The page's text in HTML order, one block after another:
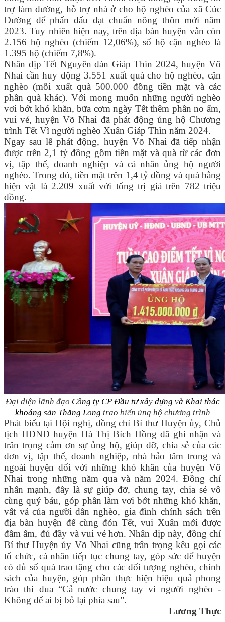
trợ làm đường, hỗ trợ nhà ở cho hộ nghèo của xã Cúc
Đường để phấn đấu đạt chuẩn nông thôn mới năm
2023. Tuy nhiên hiện nay, trên địa bàn huyện vẫn còn
2.156 hộ nghèo (chiếm 12,06%), số hộ cận nghèo là
1.395 hộ (chiếm 7,8%).
Nhân dịp Tết Nguyên đán Giáp Thìn 2024, huyện Võ
Nhai cần huy động 3.551 xuất quà cho hộ nghèo, cận
nghèo (mỗi xuất quà 500.000 đồng tiền mặt và các
phần quà khác). Với mong muốn những người nghèo
vơi bớt khó khăn, bữa cơm ngày Tết thêm phần no ấm,
vui vẻ, huyện Võ Nhai đã phát động ủng hộ Chương
trình Tết Vì người nghèo Xuân Giáp Thìn năm 2024.
Ngay sau lễ phát động, huyện Võ Nhai đã tiếp nhận
được trên 2,1 tỷ đồng gồm tiền mặt và quà từ các đơn
vị, tập thể, doanh nghiệp và cá nhân ủng hộ người
nghèo. Trong đó, tiền mặt trên 1,4 tỷ đồng và quà bằng
hiện vật là 2.209 xuất với tổng trị giá trên 782 triệu
đồng.
Đại diện lãnh đạo Công ty CP Đầu tư xây dựng và Khai thác
khoáng sản Thăng Long trao biển ủng hộ chương trình
Phát biểu tại Hội nghị, đồng chí Bí thư Huyện ủy, Chủ
tịch HĐND huyện Hà Thị Bích Hồng đã ghi nhận và
trân trọng cảm ơn sự ủng hộ, giúp đỡ, chia sẻ của các
đơn vị, tập thể, doanh nghiệp, nhà hảo tâm trong và
ngoài huyện đối với những khó khăn của huyện Võ
Nhai trong những năm qua và năm 2024. Đồng chí
nhấn mạnh, đây là sự giúp đỡ, chung tay, chia sẻ vô
cùng quý báu, góp phần làm vơi bớt những khó khăn,
vất vả của người dân nghèo, gia đình chính sách trên
địa bàn huyện để cùng đón Tết, vui Xuân mới được
đầm ấm, đủ đầy và vui vẻ hơn. Nhân dịp này, đồng chí
Bí thư Huyện ủy Võ Nhai cũng trân trọng kêu gọi các
tổ chức, cá nhân tiếp tục chung tay, góp sức để huyện
có đủ số quà trao tặng cho các đối tượng nghèo, chính
sách của huyện, góp phần thực hiện hiệu quả phong
trào thi đua “Cả nước chung tay vì người nghèo -
Không để ai bị bỏ lại phía sau”.
Lương Thực